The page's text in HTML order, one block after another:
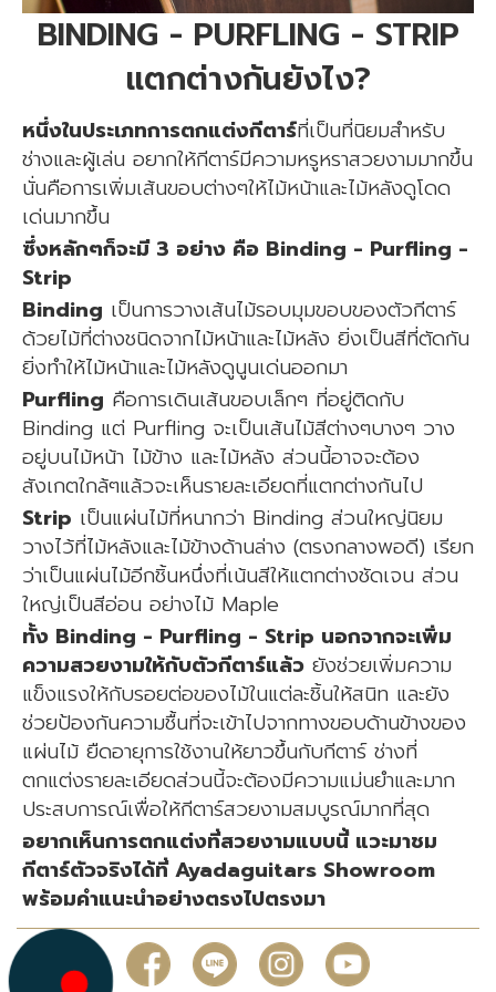
BINDING - PURFLING - STRIP
แตกต่างกันยังไง?
หนึ่งในประเภทการตกแต่งกีตาร์ที่เป็นที่นิยมสำหรับ
ช่างและผู้เล่น อยากให้กีตาร์มีความหรูหราสวยงามมากขึ้น
นั่นคือการเพิ่มเส้นขอบต่างๆให้ไม้หน้าและไม้หลังดูโดด
เด่นมากขึ้น
ซึ่งหลักๆก็จะมี 3 อย่าง คือ Binding - Purfling -
Strip
Binding เป็นการวางเส้นไม้รอบมุมขอบของตัวกีตาร์
ด้วยไม้ที่ต่างชนิดจากไม้หน้าและไม้หลัง ยิ่งเป็นสีที่ตัดกัน
ยิ่งทำให้ไม้หน้าและไม้หลังดูนูนเด่นออกมา
Purfling คือการเดินเส้นขอบเล็กๆ ที่อยู่ติดกับ
Binding แต่ Purfling จะเป็นเส้นไม้สีต่างๆบางๆ วาง
อยู่บนไม้หน้า ไม้ข้าง และไม้หลัง ส่วนนี้อาจจะต้อง
สังเกตใกล้ๆแล้วจะเห็นรายละเอียดที่แตกต่างกันไป
Strip เป็นแผ่นไม้ที่หนากว่า Binding ส่วนใหญ่นิยม
วางไว้ที่ไม้หลังและไม้ข้างด้านล่าง (ตรงกลางพอดี) เรียก
ว่าเป็นแผ่นไม้อีกชิ้นหนึ่งที่เน้นสีให้แตกต่างชัดเจน ส่วน
ใหญ่เป็นสีอ่อน อย่างไม้ Maple
ทั้ง Binding - Purfling - Strip นอกจากจะเพิ่ม
ความสวยงามให้กับตัวกีตาร์แล้ว ยังช่วยเพิ่มความ
แข็งแรงให้กับรอยต่อของไม้ในแต่ละชิ้นให้สนิท และยัง
ช่วยป้องกันความชื้นที่จะเข้าไปจากทางขอบด้านข้างของ
แผ่นไม้ ยืดอายุการใช้งานให้ยาวขึ้นกับกีตาร์ ช่างที่
ตกแต่งรายละเอียดส่วนนี้จะต้องมีความแม่นยำและมาก
ประสบการณ์เพื่อให้กีตาร์สวยงามสมบูรณ์มากที่สุด
อยากเห็นการตกแต่งที่สวยงามแบบนี้ แวะมาชม
กีตาร์ตัวจริงได้ที่ Ayadaguitars Showroom
พร้อมคำแนะนำอย่างตรงไปตรงมา